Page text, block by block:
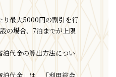
り最大5000円の割引を行
の場合、7泊までが上限
泊代金の算出方法につい